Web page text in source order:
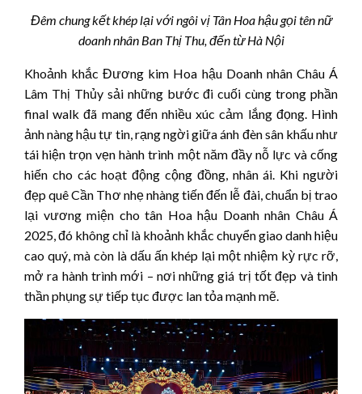
Đêm chung kết khép lại với ngôi vị Tân Hoa hậu gọi tên nữ
doanh nhân Ban Thị Thu, đến từ Hà Nội
Khoảnh khắc Đương kim Hoa hậu Doanh nhân Châu Á
Lâm Thị Thủy sải những bước đi cuối cùng trong phần
final walk đã mang đến nhiều xúc cảm lắng đọng. Hình
ảnh nàng hậu tự tin, rạng ngời giữa ánh đèn sân khấu như
tái hiện trọn vẹn hành trình một năm đầy nỗ lực và cống
hiến cho các hoạt động cộng đồng, nhân ái. Khi người
đẹp quê Cần Thơ nhẹ nhàng tiến đến lễ đài, chuẩn bị trao
lại vương miện cho tân Hoa hậu Doanh nhân Châu Á
2025, đó không chỉ là khoảnh khắc chuyển giao danh hiệu
cao quý, mà còn là dấu ấn khép lại một nhiệm kỳ rực rỡ,
mở ra hành trình mới – nơi những giá trị tốt đẹp và tinh
thần phụng sự tiếp tục được lan tỏa mạnh mẽ.